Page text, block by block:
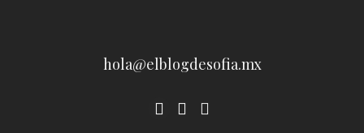
hola@elblogdesofia.mx